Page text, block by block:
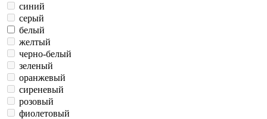
синий
серый
белый
желтый
черно-белый
зеленый
оранжевый
сиреневый
розовый
фиолетовый